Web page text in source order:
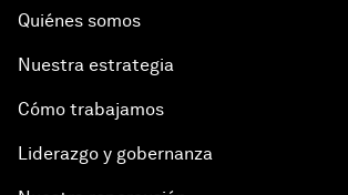
Quiénes somos
Nuestra estrategia
Cómo trabajamos
Liderazgo y gobernanza